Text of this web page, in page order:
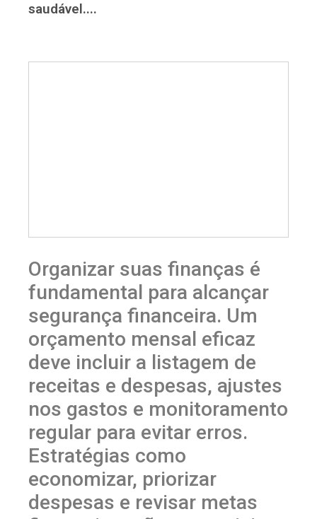
saudável....
Organizar suas finanças é
fundamental para alcançar
segurança financeira. Um
orçamento mensal eficaz
deve incluir a listagem de
receitas e despesas, ajustes
nos gastos e monitoramento
regular para evitar erros.
Estratégias como
economizar, priorizar
despesas e revisar metas